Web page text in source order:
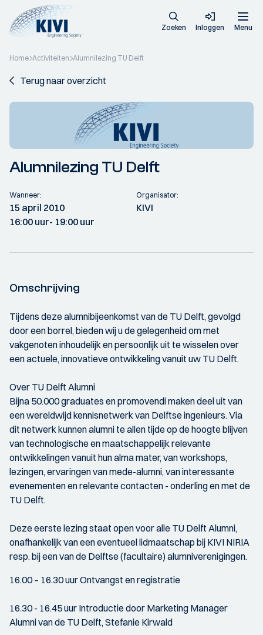
Zoeken Inloggen Menu
Home Activiteiten Alumnilezing TU Delft
Terug naar overzicht
Alumnilezing TU Delft
Wanneer:
15 april 2010
16:00 uur- 19:00 uur
Organisator:
KIVI
Omschrijving
Tijdens deze alumnibijeenkomst van de TU Delft, gevolgd
door een borrel, bieden wij u de gelegenheid om met
vakgenoten inhoudelijk en persoonlijk uit te wisselen over
een actuele, innovatieve ontwikkeling vanuit uw TU Delft.
Over TU Delft Alumni
Bijna 50.000 graduates en promovendi maken deel uit van
een wereldwijd kennisnetwerk van Delftse ingenieurs. Via
dit netwerk kunnen alumni te allen tijde op de hoogte blijven
van technologische en maatschappelijk relevante
ontwikkelingen vanuit hun alma mater, van workshops,
lezingen, ervaringen van mede-alumni, van interessante
evenementen en relevante contacten - onderling en met de
TU Delft.
Deze eerste lezing staat open voor alle TU Delft Alumni,
onafhankelijk van een eventueel lidmaatschap bij KIVI NIRIA
resp. bij een van de Delftse (facultaire) alumniverenigingen.
16.00 – 16.30 uur Ontvangst en registratie
16.30 - 16.45 uur Introductie door Marketing Manager
Alumni van de TU Delft, Stefanie Kirwald